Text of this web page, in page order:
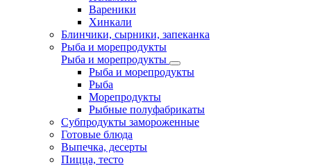
Вареники
Хинкали
Блинчики, сырники, запеканка
Рыба и морепродукты
Рыба и морепродукты
Рыба и морепродукты
Рыба
Морепродукты
Рыбные полуфабрикаты
Субпродукты замороженные
Готовые блюда
Выпечка, десерты
Пицца, тесто